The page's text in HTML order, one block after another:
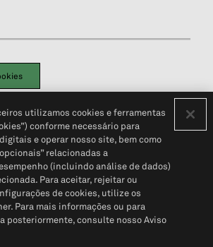
Portal de privacidade do cliente (em inglês)
Pessoais© 2026 S&P Global
utilizamos cookies e ferramentas
conforme necessário para
e operar nosso site, bem como
relacionadas a
(incluindo análise de dados)
Para aceitar, rejeitar ou
de cookies, utilize os
Para mais informações ou para
posteriormente, consulte nosso Aviso